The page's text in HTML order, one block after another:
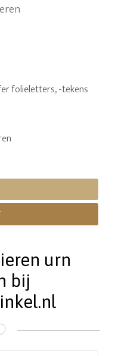
folieletters, -tekens
urn
bij